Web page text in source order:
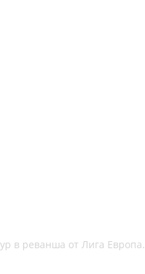
в реванша от Лига